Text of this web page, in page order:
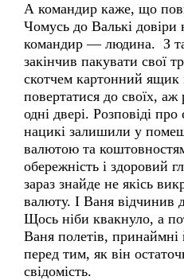
А командир каже, що
Чомусь до Валькі довіри
командир — людина. З
закінчив пакувати свої
скотчем картонний ящик
повертатися до своїх,
одні двері. Розповіді
нацикі залишили у
валютою та
обережність і здоровий
зараз знайде не якісь
валюту. І Ваня відчинив
Щось ніби квакнуло, а
Ваня полетів, принаймні
перед тим, як він
свідомість.